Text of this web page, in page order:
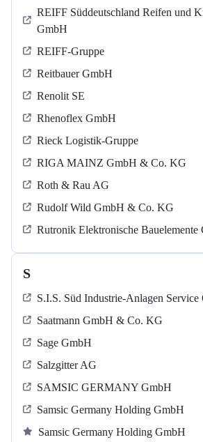
REIFF Süddeutschland Reifen und
GmbH
REIFF-Gruppe
Reitbauer GmbH
Renolit SE
Rhenoflex GmbH
Rieck Logistik-Gruppe
RIGA MAINZ GmbH & Co. KG
Roth & Rau AG
Rudolf Wild GmbH & Co. KG
Rutronik Elektronische Bauelemente
S
S.I.S. Süd Industrie-Anlagen Service
Saatmann GmbH & Co. KG
Sage GmbH
Salzgitter AG
SAMSIC GERMANY GmbH
Samsic Germany Holding GmbH
Samsic Germany Holding GmbH